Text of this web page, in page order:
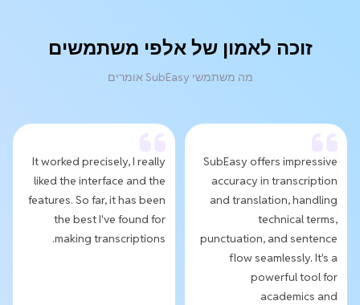
זוכה לאמון של אלפי משתמשים
מה משתמשי SubEasy אומרים
SubEasy offers impressive
accuracy in transcription
and translation, handling
technical terms,
punctuation, and sentence
flow seamlessly. It's a
powerful tool for
academics and
It worked precisely, I really
liked the interface and the
features. So far, it has been
the best I've found for
making transcriptions.